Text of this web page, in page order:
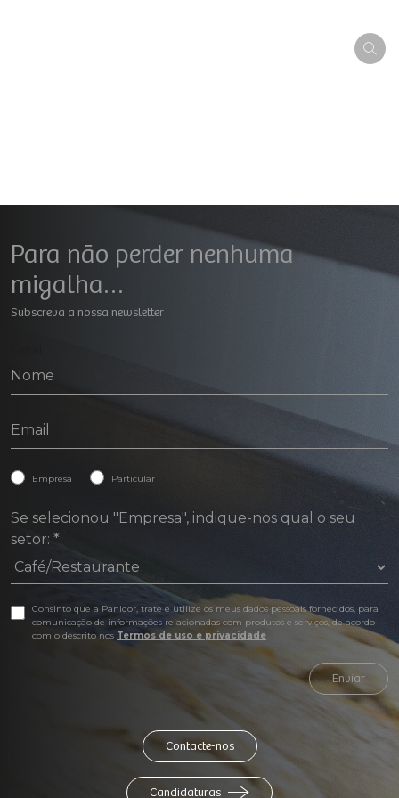
Para não perder nenhuma
migalha…
Subscreva a nossa newsletter
Empresa Particular
Se selecionou "Empresa", indique-nos qual o seu
setor: *
Consinto que a Panidor, trate e utilize os meus dados pessoais fornecidos, para
comunicação de informações relacionadas com produtos e serviços, de acordo
com o descrito nos Termos de uso e privacidade
Enviar
Contacte-nos
Candidaturas